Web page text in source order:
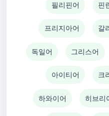
필리핀어 핀
프리지아어 갈
독일어 그리스어
아이티어 크
하와이어 히브리